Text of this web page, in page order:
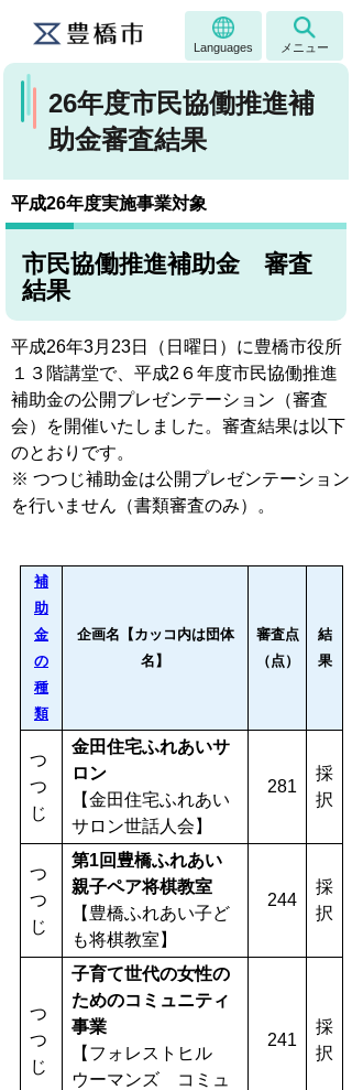
Languages メニュー
26年度市民協働推進補
助金審査結果
平成26年度実施事業対象
市民協働推進補助金 審査
結果
平成26年3月23日（日曜日）に豊橋市役所
１３階講堂で、平成2６年度市民協働推進
補助金の公開プレゼンテーション（審査
会）を開催いたしました。審査結果は以下
のとおりです。
※ つつじ補助金は公開プレゼンテーション
を行いません（書類審査のみ）。
補
助
金
の
種
類
企画名【カッコ内は団体
名】
審査点
（点）
結
果
つ
つ
じ
金田住宅ふれあいサ
ロン
【金田住宅ふれあい
サロン世話人会】
281
採
択
つ
つ
じ
第1回豊橋ふれあい
親子ペア将棋教室
【豊橋ふれあい子ど
も将棋教室】
244
採
択
つ
つ
じ
子育て世代の女性の
ためのコミュニティ
事業
【フォレストヒル
ウーマンズ コミュ
241
採
択